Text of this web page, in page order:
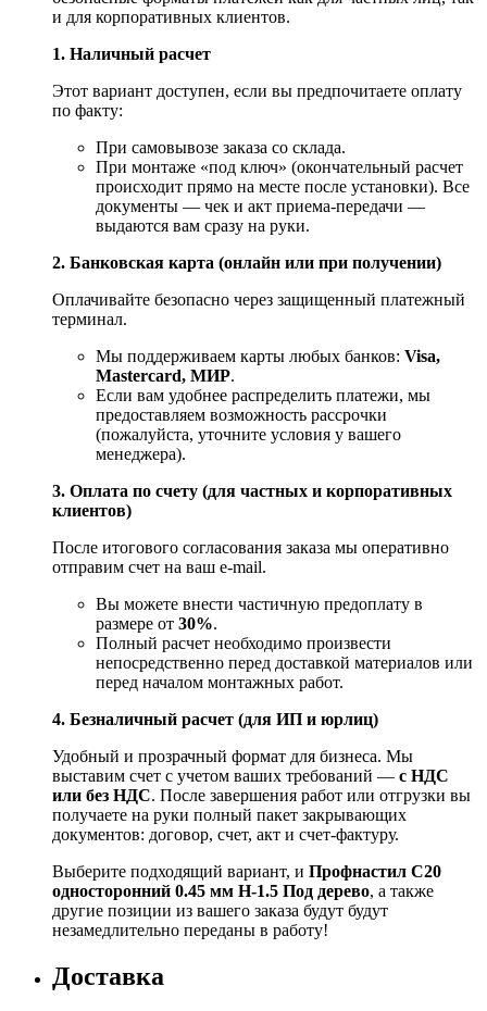
и для корпоративных клиентов.
1. Наличный расчет
Этот вариант доступен, если вы предпочитаете оплату
по факту:
При самовывозе заказа со склада.
При монтаже «под ключ» (окончательный расчет
происходит прямо на месте после установки). Все
документы — чек и акт приема-передачи —
выдаются вам сразу на руки.
2. Банковская карта (онлайн или при получении)
Оплачивайте безопасно через защищенный платежный
терминал.
Мы поддерживаем карты любых банков: Visa,
Mastercard, МИР.
Если вам удобнее распределить платежи, мы
предоставляем возможность рассрочки
(пожалуйста, уточните условия у вашего
менеджера).
3. Оплата по счету (для частных и корпоративных
клиентов)
После итогового согласования заказа мы оперативно
отправим счет на ваш e‑mail.
Вы можете внести частичную предоплату в
размере от 30%.
Полный расчет необходимо произвести
непосредственно перед доставкой материалов или
перед началом монтажных работ.
4. Безналичный расчет (для ИП и юрлиц)
Удобный и прозрачный формат для бизнеса. Мы
выставим счет с учетом ваших требований — с НДС
или без НДС. После завершения работ или отгрузки вы
получаете на руки полный пакет закрывающих
документов: договор, счет, акт и счет‑фактуру.
Выберите подходящий вариант, и Профнастил С20
односторонний 0.45 мм H-1.5 Под дерево, а также
другие позиции из вашего заказа будут будут
незамедлительно переданы в работу!
Доставка